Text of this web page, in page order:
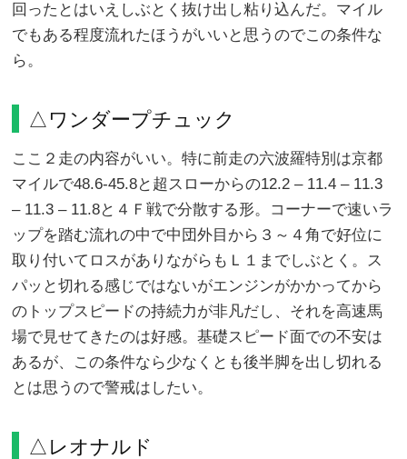
回ったとはいえしぶとく抜け出し粘り込んだ。マイル
でもある程度流れたほうがいいと思うのでこの条件な
ら。
△ワンダープチュック
ここ２走の内容がいい。特に前走の六波羅特別は京都
マイルで48.6-45.8と超スローからの12.2 – 11.4 – 11.3
– 11.3 – 11.8と４Ｆ戦で分散する形。コーナーで速いラ
ップを踏む流れの中で中団外目から３～４角で好位に
取り付いてロスがありながらもＬ１までしぶとく。ス
パッと切れる感じではないがエンジンがかかってから
のトップスピードの持続力が非凡だし、それを高速馬
場で見せてきたのは好感。基礎スピード面での不安は
あるが、この条件なら少なくとも後半脚を出し切れる
とは思うので警戒はしたい。
△レオナルド